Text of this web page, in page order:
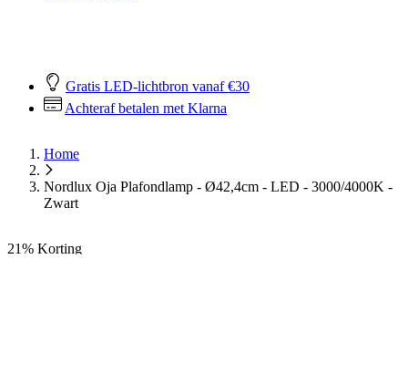
Gratis LED-lichtbron vanaf €30
Achteraf betalen met Klarna
Home
Nordlux Oja Plafondlamp - Ø42,4cm - LED - 3000/4000K -
Zwart
21% Korting